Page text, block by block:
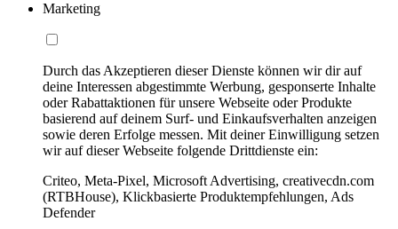
Marketing
Durch das Akzeptieren dieser Dienste können wir dir auf
deine Interessen abgestimmte Werbung, gesponserte Inhalte
oder Rabattaktionen für unsere Webseite oder Produkte
basierend auf deinem Surf- und Einkaufsverhalten anzeigen
sowie deren Erfolge messen. Mit deiner Einwilligung setzen
wir auf dieser Webseite folgende Drittdienste ein:
Criteo, Meta-Pixel, Microsoft Advertising, creativecdn.com
(RTBHouse), Klickbasierte Produktempfehlungen, Ads
Defender